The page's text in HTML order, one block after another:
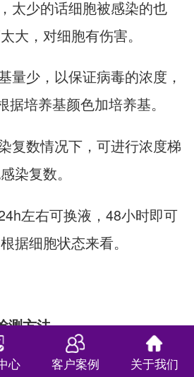
太少的话细胞被感染的也
大，对细胞有伤害。
量少，以保证病毒的浓度，
培养基颜色加培养基。
复数情况下，可进行浓度梯
染复数。
左右可换液，48小时即可
据细胞状态来看。
测方法
心 客户案例 关于我们